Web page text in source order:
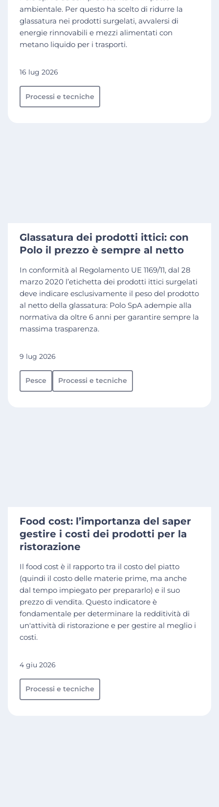
ambientale. Per questo ha scelto di ridurre la
glassatura nei prodotti surgelati, avvalersi di
energie rinnovabili e mezzi alimentati con
metano liquido per i trasporti.
16 lug 2026
Processi e tecniche
Glassatura dei prodotti ittici: con
Polo il prezzo è sempre al netto
In conformità al Regolamento UE 1169/11, dal 28
marzo 2020 l’etichetta dei prodotti ittici surgelati
deve indicare esclusivamente il peso del prodotto
al netto della glassatura: Polo SpA adempie alla
normativa da oltre 6 anni per garantire sempre la
massima trasparenza.
9 lug 2026
Pesce Processi e tecniche
Food cost: l’importanza del saper
gestire i costi dei prodotti per la
ristorazione
Il food cost è il rapporto tra il costo del piatto
(quindi il costo delle materie prime, ma anche
dal tempo impiegato per prepararlo) e il suo
prezzo di vendita. Questo indicatore è
fondamentale per determinare la redditività di
un'attività di ristorazione e per gestire al meglio i
costi.
4 giu 2026
Processi e tecniche